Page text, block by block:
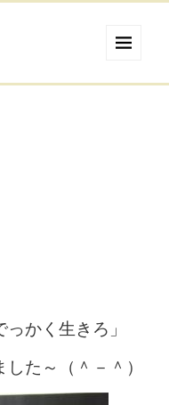
かく生きろ」
た～（＾－＾）